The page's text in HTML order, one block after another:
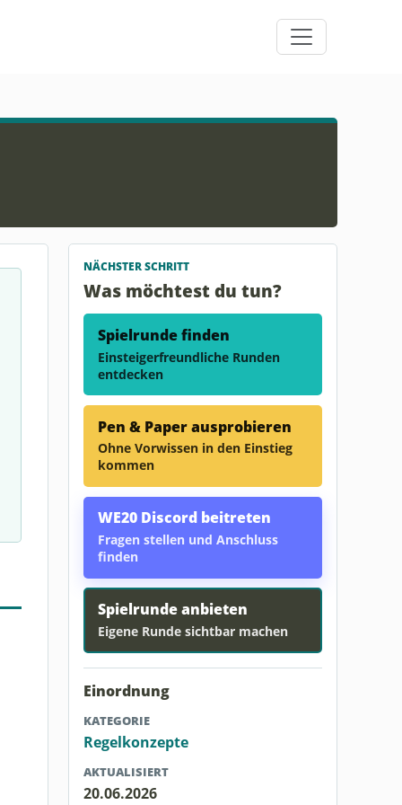
NÄCHSTER SCHRITT
Was möchtest du tun?
Spielrunde finden
Einsteigerfreundliche Runden
entdecken
Pen & Paper ausprobieren
Ohne Vorwissen in den Einstieg
kommen
WE20 Discord beitreten
Fragen stellen und Anschluss
finden
Spielrunde anbieten
Eigene Runde sichtbar machen
Einordnung
KATEGORIE
Regelkonzepte
AKTUALISIERT
20.06.2026